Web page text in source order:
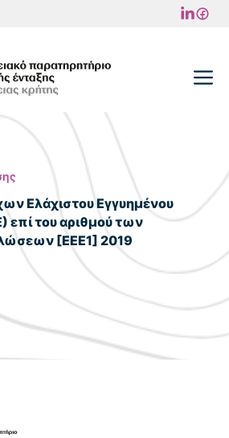
Ελάχιστου Εγγυημένου
επί του αριθμού των
[ΕΕΕ1] 2019